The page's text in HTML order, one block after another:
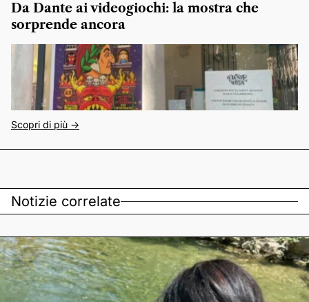
Da Dante ai videogiochi: la mostra che
sorprende ancora
Scopri di più ->
Notizie correlate